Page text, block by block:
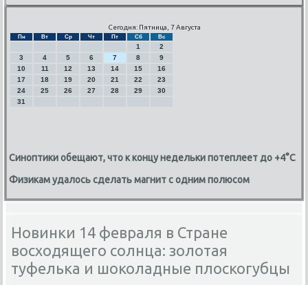
Сегодня: Пятница, 7 Августа
Пн Вт Ср Чт Пт Сб Вс
1
2
3
4 5 6 7 8
9
10
11 12 13 14 15
16
17
18 19 20 21 22
23
24
25 26 27 28 29
30
31
Синоптики обещают, что к концу недельки потеплеет до +4°C
Физикам удалось сделать магнит с одним полюсом
Новинки 14 февраля в Стране
восходящего солнца: золотая
туфелька и шоколадные плоскогубцы